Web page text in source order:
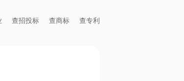
查招投标 查商标 查专利